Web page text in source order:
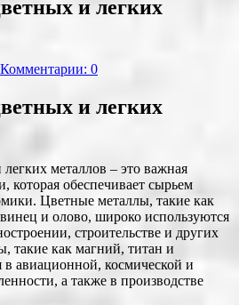
и легких
Комментарии: 0
и легких
металлов – это важная
которая обеспечивает сырьем
Цветные металлы, такие как
и олово, широко используются
строительстве и других
такие как магний, титан и
авиационной, космической и
а также в производстве